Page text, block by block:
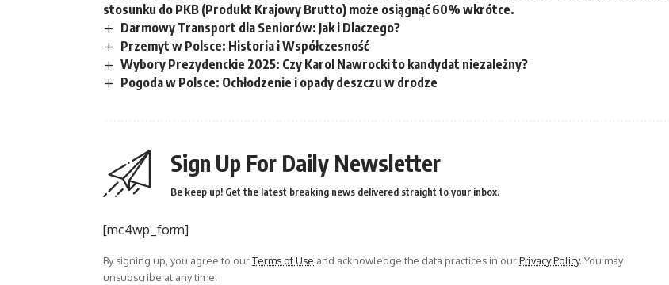
stosunku do PKB (Produkt Krajowy Brutto) może osiągnąć 60% wkrótce.
Darmowy Transport dla Seniorów: Jak i Dlaczego?
Przemyt w Polsce: Historia i Współczesność
Wybory Prezydenckie 2025: Czy Karol Nawrocki to kandydat niezależny?
Pogoda w Polsce: Ochłodzenie i opady deszczu w drodze
Sign Up For Daily Newsletter
Be keep up! Get the latest breaking news delivered straight to your inbox.
[mc4wp_form]
By signing up, you agree to ourTerms of Use and acknowledge the data practices in ourPrivacy Policy. You may
unsubscribe at any time.